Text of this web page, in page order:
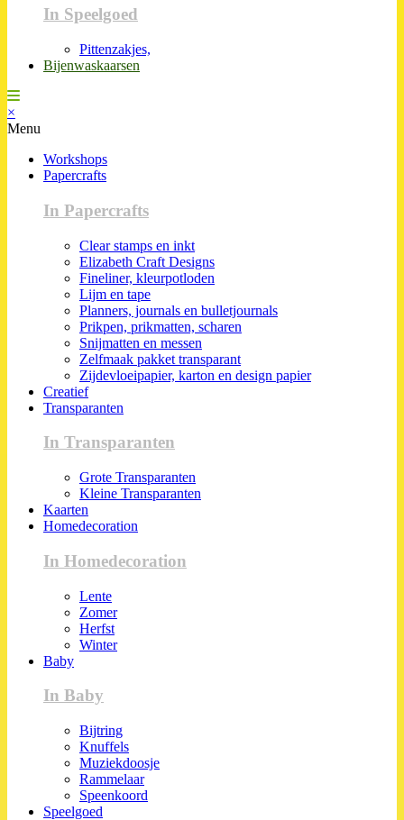
In Speelgoed
Pittenzakjes,
Bijenwaskaarsen
×
Menu
Workshops
Papercrafts
In Papercrafts
Clear stamps en inkt
Elizabeth Craft Designs
Fineliner, kleurpotloden
Lijm en tape
Planners, journals en bulletjournals
Prikpen, prikmatten, scharen
Snijmatten en messen
Zelfmaak pakket transparant
Zijdevloeipapier, karton en design papier
Creatief
Transparanten
In Transparanten
Grote Transparanten
Kleine Transparanten
Kaarten
Homedecoration
In Homedecoration
Lente
Zomer
Herfst
Winter
Baby
In Baby
Bijtring
Knuffels
Muziekdoosje
Rammelaar
Speenkoord
Speelgoed